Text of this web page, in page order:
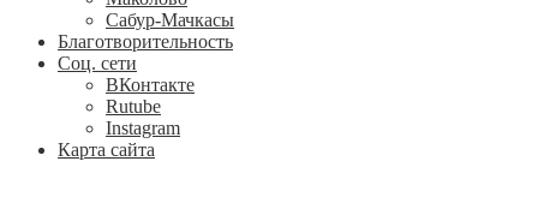
Сабур-Мачкасы
Благотворительность
Соц. сети
ВКонтакте
Rutube
Instagram
Карта сайта